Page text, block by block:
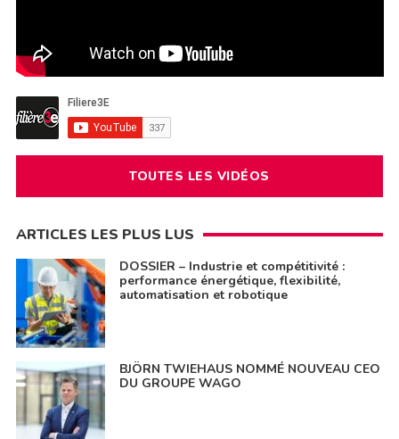
TOUTES LES VIDÉOS
ARTICLES LES PLUS LUS
DOSSIER – Industrie et compétitivité :
performance énergétique, flexibilité,
automatisation et robotique
BJÖRN TWIEHAUS NOMMÉ NOUVEAU CEO
DU GROUPE WAGO